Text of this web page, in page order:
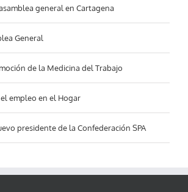
general en Cartagena
General
de la Medicina del Trabajo
empleo en el Hogar
presidente de la Confederación SPA